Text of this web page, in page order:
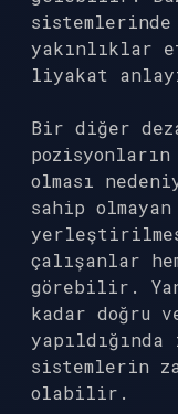
yakınlıklar
liyakat
Bir diğer
olması
sahip
çalışanlar
görebilir.
kadar doğru
sistemlerin
olabilir.